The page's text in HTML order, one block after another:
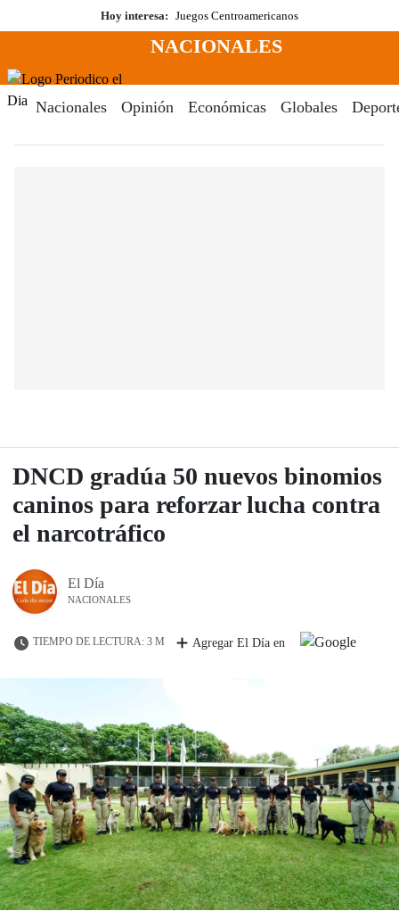
al
Hoy interesa: Juegos Centroamericanos
Menú
NACIONALES
Nacionales Opinión Económicas Globales
DNCD gradúa 50 nuevos binomios
caninos para reforzar lucha contra
el narcotráfico
El Día
NACIONALES
TIEMPO DE LECTURA: 3 M Agregar El Día en